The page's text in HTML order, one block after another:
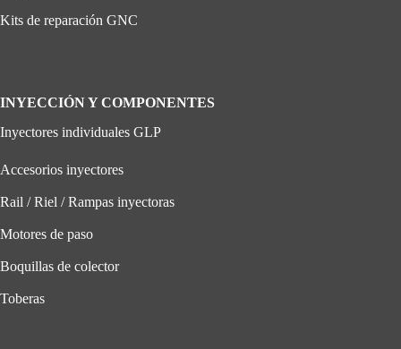
Kits de reparación GNC
INYECCIÓN Y COMPONENTES
Inyectores individuales GLP
Accesorios inyectores
Rail / Riel / Rampas inyectoras
Motores de paso
Boquillas de colector
Toberas